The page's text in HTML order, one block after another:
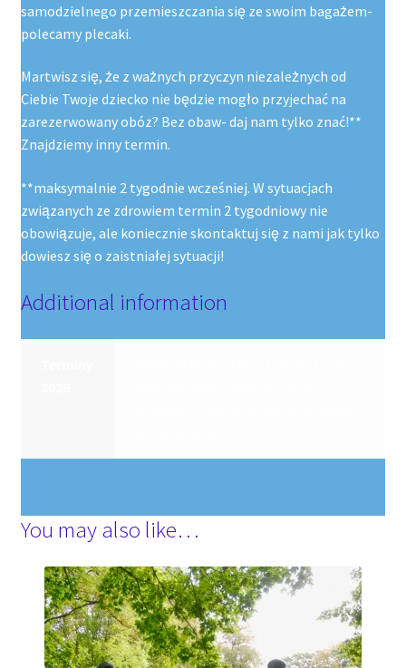
samodzielnego przemieszczania się ze swoim bagażem-
polecamy plecaki.
Martwisz się, że z ważnych przyczyn niezależnych od
Ciebie Twoje dziecko nie będzie mogło przyjechać na
zarezerwowany obóz? Bez obaw- daj nam tylko znać!**
Znajdziemy inny termin.
**maksymalnie 2 tygodnie wcześniej. W sytuacjach
związanych ze zdrowiem termin 2 tygodniowy nie
obowiązuje, ale koniecznie skontaktuj się z nami jak tylko
dowiesz się o zaistniałej sytuacji!
Additional information
You may also like…